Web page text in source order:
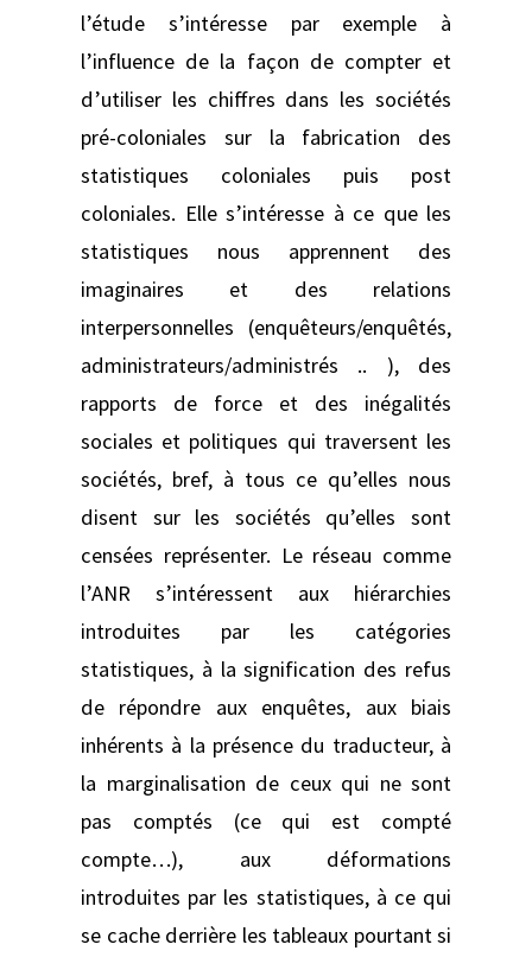
l’étude s’intéresse par exemple à
l’influence de la façon de compter et
d’utiliser les chiffres dans les sociétés
pré-coloniales sur la fabrication des
statistiques coloniales puis post
coloniales. Elle s’intéresse à ce que les
statistiques nous apprennent des
imaginaires et des relations
interpersonnelles (enquêteurs/enquêtés,
administrateurs/administrés .. ), des
rapports de force et des inégalités
sociales et politiques qui traversent les
sociétés, bref, à tous ce qu’elles nous
disent sur les sociétés qu’elles sont
censées représenter. Le réseau comme
l’ANR s’intéressent aux hiérarchies
introduites par les catégories
statistiques, à la signification des refus
de répondre aux enquêtes, aux biais
inhérents à la présence du traducteur, à
la marginalisation de ceux qui ne sont
pas comptés (ce qui est compté
compte…), aux déformations
introduites par les statistiques, à ce qui
se cache derrière les tableaux pourtant si